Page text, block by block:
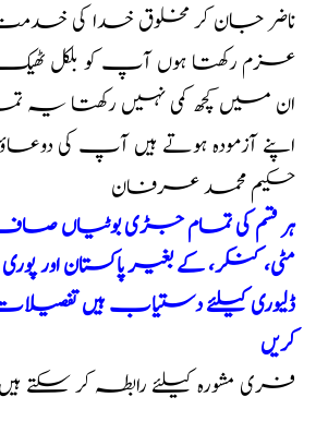
ناضر جان کر مخلوق خدا کی
عزم رکھتا ہوں آپ کو بلکل ٹھیک
ان میں کچھ کمی نہیں رکھتا یہ
اپنے آزمودہ ہوتے ہیں آپ کی
حکیم محمد عرفان
ہر قسم کی تمام جڑی بوٹیاں
مٹی، کنکر، کے بغیر پاکستان اور
ڈلیوری کیلئے دستیاب ہیں
کریں
فری مشورہ کیلئے رابطہ کر سکتے ہیں